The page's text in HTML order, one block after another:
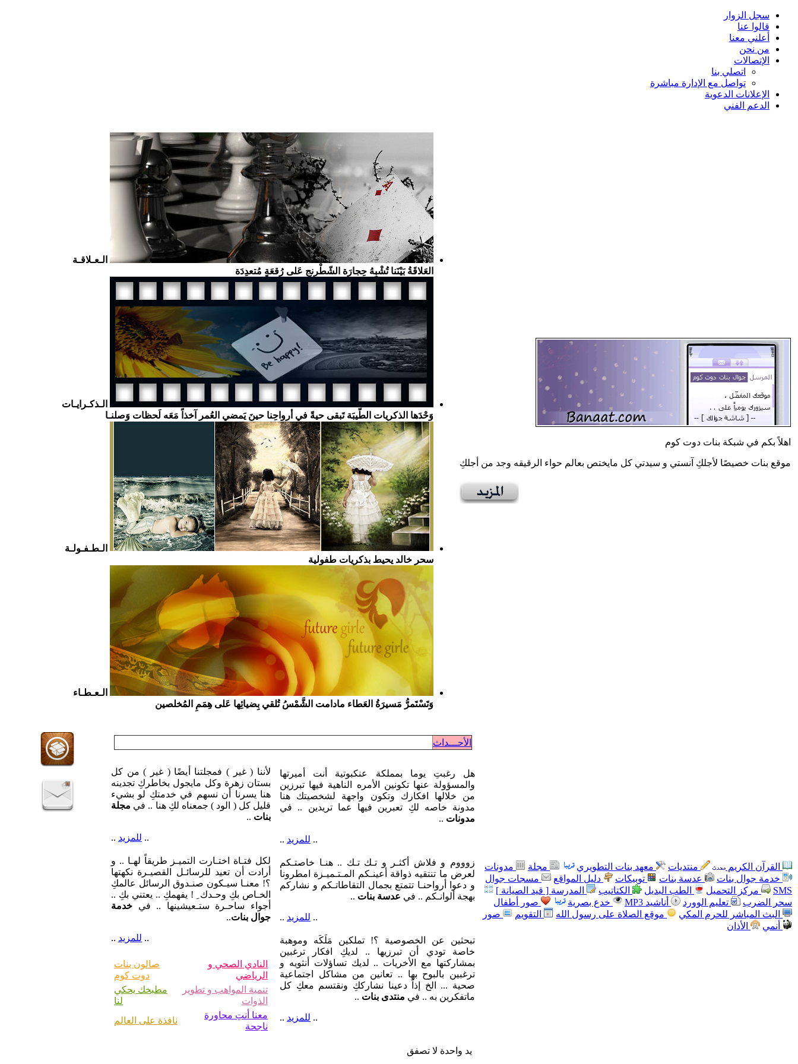
سجل الزوار
قالوا عنا
أعلني معنا
من نحن
الإتصالات
اتصلي بنا
تواصل مع الإدارة مباشرة
الإعلانات الدعوية
الدعم الفني
اهلاً بكم في شبكة بنات دوت كوم
موقع بنات خصيصًا لأجلكِ آنستي و سيدتي كل مايختص بعالم حواء الرقيقه وجد من أجلكِ
الـعـلاقـة
العَلاقَةُ بَيْنَنا تُشْبِهُ حِجارَة الشّطْرنج عَلى رُقعَةٍ مُتعدِدَة
الـذكـرايـات
وَحْدَها الذكريات الطّيبَة تَبقى حيةً في أرواحِنا حينَ يَمضي العُمر آخذاً مَعَه لَحظات وَصلنـا
الـطـفـولـة
سحر خالد يحيط بذكريات طفولية
الـعـطـاء
وَتَسْتَمرُّ مَسيرَةُ العَطاء مادامت الشَّمْسُ تُلقي بِضيائِها عَلى هِمَمِ المُخلصين
القرآن الكريم منتديات معهد بنات التطويري مجلة
مدونات
خدمة جوال بنات
عدسة بنات توبيكات دليل المواقع
مسجات جوال
SMS
مركز التحميل الطب البديل الكتاتيب
المدرسة [ قيد الصيانة ]
سحر الضرب
تعليم الوورد أناشيد MP3 خدع بصرية
صور أطفال
البث المباشر للحرم المكي
موقع الصلاة على رسول الله التقويم
صور
أنمي
الأذان
الأحـــداث
هل رغبتِ يوما بمملكة عنكبوتية أنت أميرتها
والمسؤولة عنها تكونين الأمره الناهية فيها تبرزين
من خلالها افكارك وتكون واجهة لشخصيتك هنا
مدونة خاصه لكِ تعبرين فيها عما تريدين .. في
مدونات ..
.. للمزيد ..
زوووم و فلاش أكثـر و تـك تـك .. هنـا خاصتـكم
لعرض ما تنتقيه ذواقة أعينـكم المـتـميـزة امطرونا
و دعوا أرواحنـا تتمتع بجمال التقاطاتـكم و نشاركم
بهجة ألوانـكم .. في عدسة بنات ..
.. للمزيد ..
تبحثين عن الخصوصية ؟! تملكين مَلَكَه وموهبة
خاصة تودي أن تبرزيها .. لديكِ افكار ترغبين
بمشاركتها مع الأخريات .. لديك تساؤلات أنثويه و
ترغبين بالبوح بها .. تعانين من مشاكل اجتماعية
صحية ... الخ إذاً دعينا نشارككِ ونقتسم معكِ كل
ماتفكرين به .. في منتدى بنات ..
.. للمزيد ..
لأننا ( غير ) فمجلتنا أيضًا ( غير ) من كل
بستان زهرة وكل مايجول بخاطركِ تجدينه
هنا يسرنا أن نسهم في خدمتكِ لو بشيء
قليل كل ( الود ) جمعناه لكِ هنا .. في مجلة
بنات ..
.. للمزيد ..
لكل فتـاة اختـارت التميـز طريقاً لهـا .. و
أرادت أن تعيد للرسائـل القصيـرة نكهتها
؟! معنـا سيـكون صنـدوق الرسائل عالمكِ
الخـاص بكِ وحـدك ِ ! يفهمكِ .. يعتني بكِ ..
أجواء ساحـرة ستـعيشينها .. في خدمة
جوال بنات..
.. للمزيد ..
النادي الصحي و
الرياضي
صالون بنات
دوت كوم
تنمية المواهب و تطوير
الذوات
مطبخك يحكي
لنا
معنا أنتِ محاورة
ناجحة
نافذة على العالم
يد واحدة لا تصفق